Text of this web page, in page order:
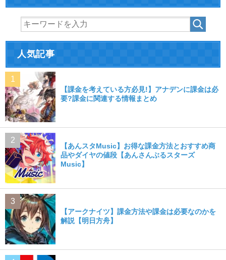
人気記事
【課金を考えている方必見!】アナデンに課金は必
要?課金に関連する情報まとめ
【あんスタMusic】お得な課金方法とおすすめ商
品やダイヤの値段【あんさんぶるスターズ
Music】
【アークナイツ】課金方法や課金は必要なのかを
解説【明日方舟】